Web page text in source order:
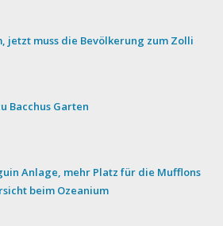
jetzt muss die Bevölkerung zum Zolli
Bacchus Garten
Anlage, mehr Platz für die Mufflons
beim Ozeanium